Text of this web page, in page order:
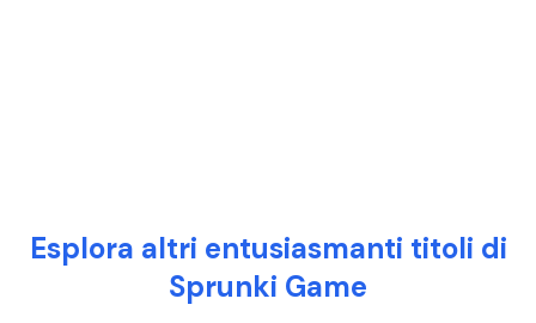
Esplora altri entusiasmanti titoli di
Sprunki Game